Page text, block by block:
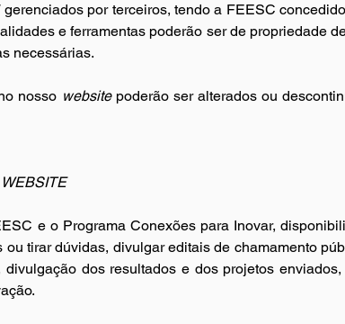
por terceiros, tendo a FEESC
e ferramentas poderão ser de propriedade
necessárias.
nosso website poderão ser alterados ou
WEBSITE
e o Programa Conexões para Inovar,
tirar dúvidas, divulgar editais de chamamento
dos resultados e dos projetos